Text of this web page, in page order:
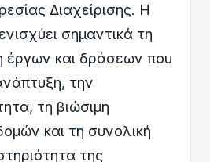
Διαχείρισης. Η
σημαντικά τη
έργων και δράσεων που
την
τη βιώσιμη
και τη συνολική
της